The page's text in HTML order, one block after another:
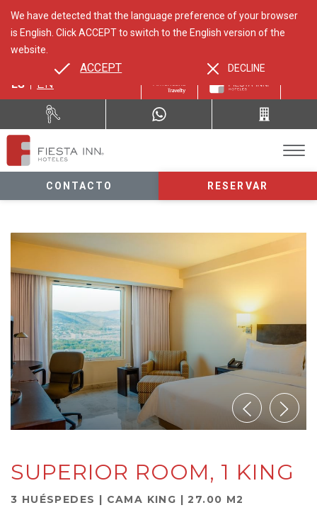
ES EN
CONTACTO RESERVAR
We have detected that the language preference of your browser
is English. Click ACCEPT to switch to the English version of the
website.
ACCEPT DECLINE
SUPERIOR ROOM, 1 KING
3 HUÉSPEDES | CAMA KING | 27.00 M2